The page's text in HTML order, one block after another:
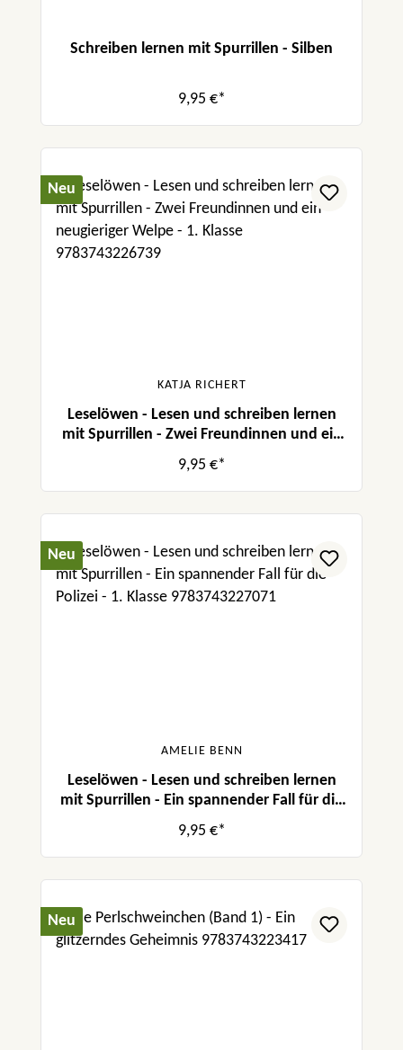
Schreiben lernen mit Spurrillen - Silben
9,95 €*
Neu
KATJA RICHERT
Leselöwen - Lesen und schreiben lernen
mit Spurrillen - Zwei Freundinnen und ein
neugieriger Welpe
9,95 €*
Neu
AMELIE BENN
Leselöwen - Lesen und schreiben lernen
mit Spurrillen - Ein spannender Fall für die
Polizei
9,95 €*
Neu